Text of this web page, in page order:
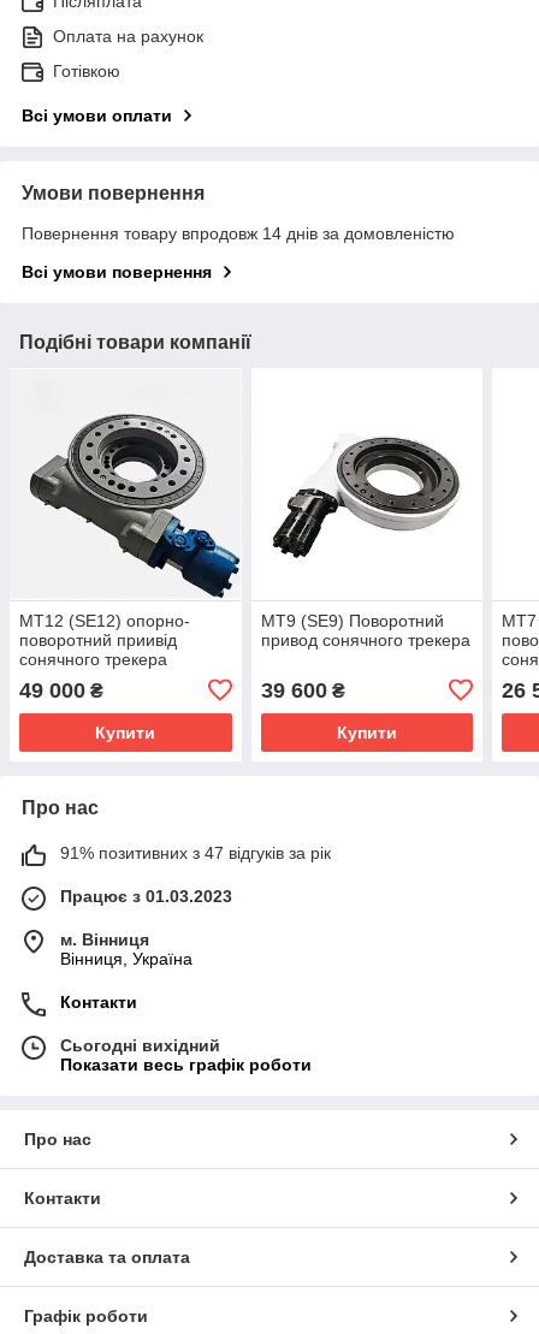
Оплата на рахунок
Готівкою
Всі умови оплати
Умови повернення
Повернення товару впродовж 14 днів за домовленістю
Всі умови повернення
Подібні товари компанії
МТ12 (SE12) опорно-
поворотний приивід
сонячного трекера
49 000 ₴
Купити
MT9 (SE9) Поворотний
привод сонячного трекера
39 600₴
Купити
МТ7
26
Про нас
91% позитивних з 47 відгуків за рік
Працює з 01.03.2023
м. Вінниця
Вінниця, Україна
Контакти
Сьогодні вихідний
Показати весь графік роботи
Про нас
Контакти
Доставка та оплата
Графік роботи